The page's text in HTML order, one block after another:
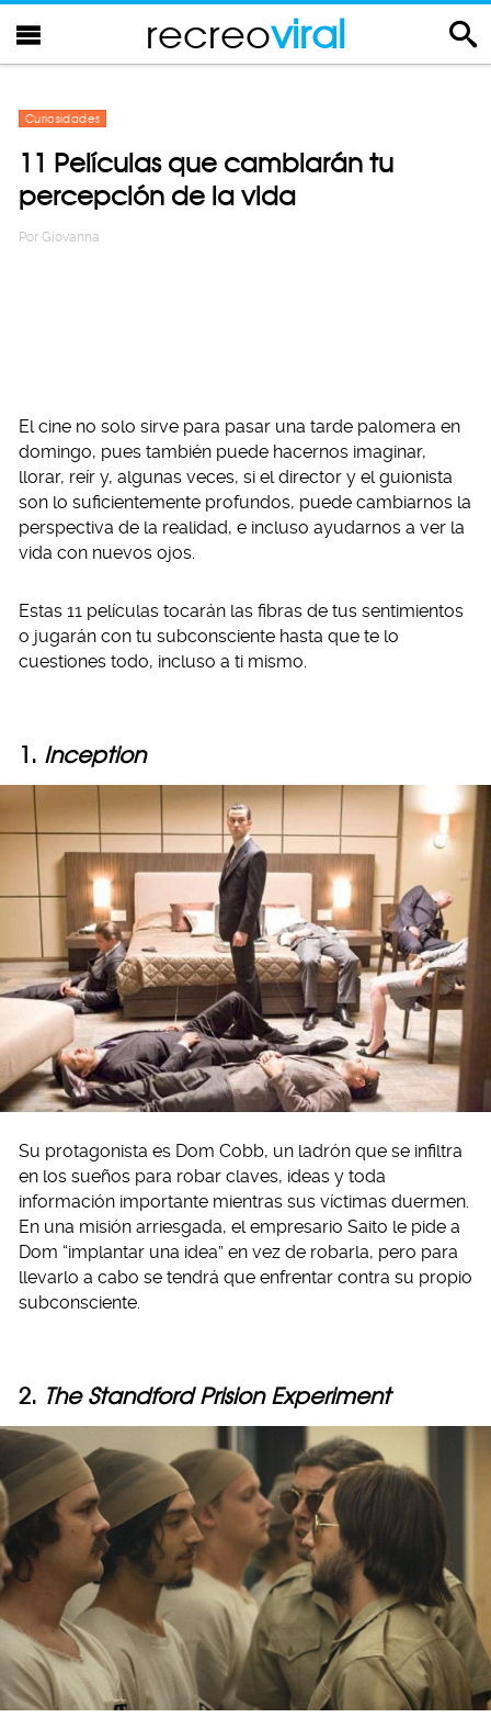
recreoviral
Curiosidades
11 Películas que cambiarán tu
percepción de la vida
Por Giovanna
El cine no solo sirve para pasar una tarde palomera en
domingo, pues también puede hacernos imaginar,
llorar, reír y, algunas veces, si el director y el guionista
son lo suficientemente profundos, puede cambiarnos la
perspectiva de la realidad, e incluso ayudarnos a ver la
vida con nuevos ojos.
Estas 11 películas tocarán las fibras de tus sentimientos
o jugarán con tu subconsciente hasta que te lo
cuestiones todo, incluso a ti mismo.
1. Inception
Su protagonista es Dom Cobb, un ladrón que se infiltra
en los sueños para robar claves, ideas y toda
información importante mientras sus víctimas duermen.
En una misión arriesgada, el empresario Saito le pide a
Dom “implantar una idea” en vez de robarla, pero para
llevarlo a cabo se tendrá que enfrentar contra su propio
subconsciente.
2. The Standford Prision Experiment